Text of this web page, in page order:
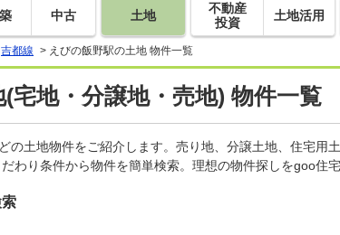
中古 土地
不動産
投資
土地活用
吉都線 > えびの飯野駅の土地 物件一覧
宅地・分譲地・売地) 物件一覧
の土地物件をご紹介します。売り地、分譲土地、住宅用
わり条件から物件を簡単検索。理想の物件探しをgoo住